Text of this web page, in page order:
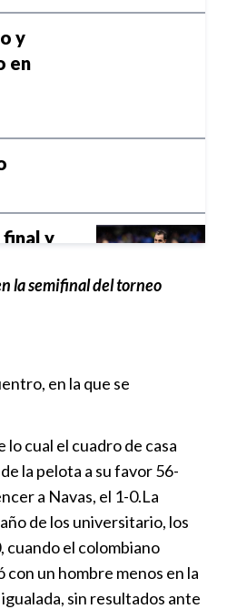
y
en
final y
Infantino
su
Argentina,
la semifinal del torneo
en la que se
cual el cuadro de casa
la pelota a su favor 56-
a Navas, el 1-0.La
de los universitario, los
cuando el colombiano
un hombre menos en la
sin resultados ante